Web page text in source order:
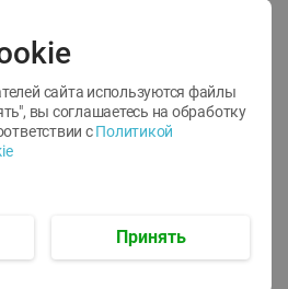
ТОФУ Vegetus ТВЕРДЫЙ
сайта используются файлы
вы соглашаетесь на обработку
с Политикой
Принять